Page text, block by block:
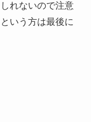
れないので注意
いう方は最後に